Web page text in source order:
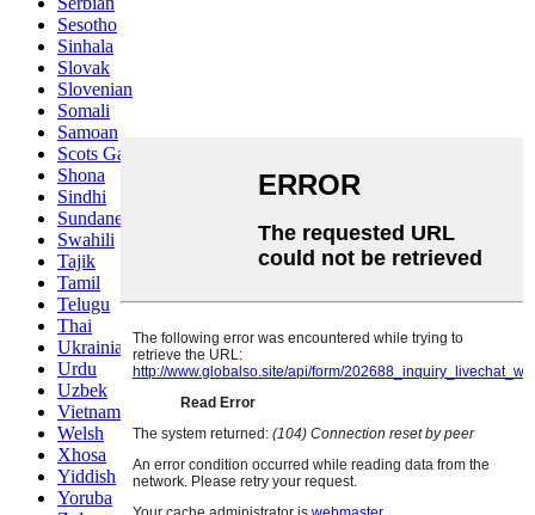
Sesotho
Sinhala
Slovak
Slovenian
Somali
Samoan
Scots Gaelic
Shona
Sindhi
Sundanese
Swahili
Tajik
Tamil
Telugu
Thai
Ukrainian
Urdu
Uzbek
Vietnamese
Welsh
Xhosa
Yiddish
Yoruba